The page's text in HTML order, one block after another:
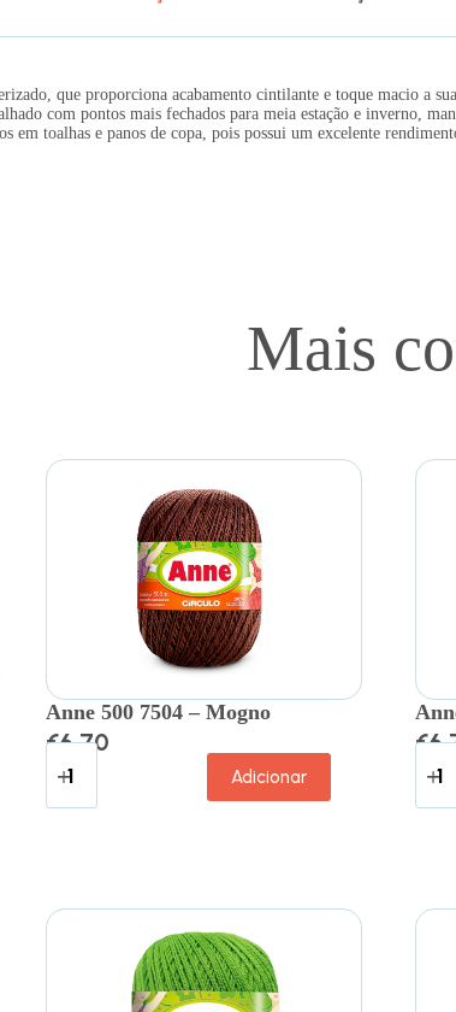
que proporciona acabamento cintilante e toque macio a
com pontos mais fechados para meia estação e inverno,
em toalhas e panos de copa, pois possui um excelente
Mais
Anne 500 7504 – Mogno
€6.70
Adicionar
€